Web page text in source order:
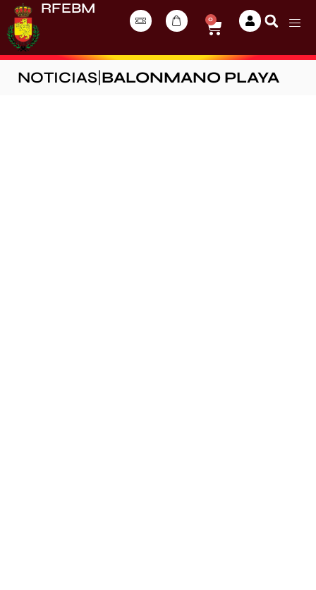
RFEBM
0
NOTICIAS BALONMANO PLAYA